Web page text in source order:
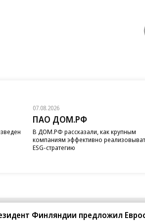
07.08.2026
ПАО ДОМ.РФ
В ДОМ.РФ рассказали, как крупным
компаниям эффективно
ESG-стратегию
Финляндии предложил
О «Коммерсанте» Реклама